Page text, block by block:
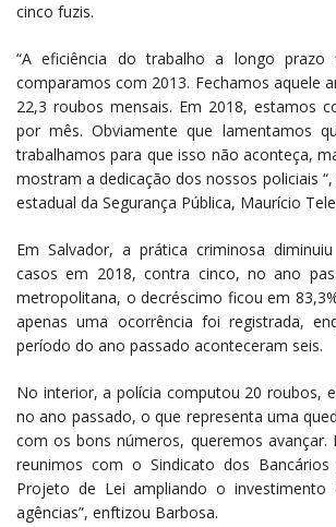
cinco fuzis.
“A eficiência do trabalho a longo prazo
comparamos com 2013. Fechamos aquele
22,3 roubos mensais. Em 2018, estamos
por mês. Obviamente que lamentamos
trabalhamos para que isso não aconteça,
mostram a dedicação dos nossos policiais
estadual da Segurança Pública, Maurício
Em Salvador, a prática criminosa
casos em 2018, contra cinco, no ano
metropolitana, o decréscimo ficou em
apenas uma ocorrência foi registrada,
período do ano passado aconteceram seis.
No interior, a polícia computou 20 roubos,
no ano passado, o que representa uma
com os bons números, queremos avançar.
reunimos com o Sindicato dos
Projeto de Lei ampliando o investimento
agências”, enftizou Barbosa.